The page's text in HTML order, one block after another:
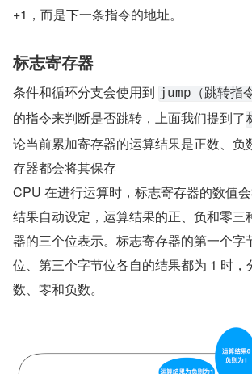
+1，而是下一条指令的地址。
标志寄存器
条件和循环分支会使用到 jump（跳转指令
的指令来判断是否跳转，上面我们提到了
论当前累加寄存器的运算结果是正数、负
存器都会将其保存
CPU 在进行运算时，标志寄存器的数值
结果自动设定，运算结果的正、负和零三
器的三个位表示。标志寄存器的第一个字
位、第三个字节位各自的结果都为 1 时，
数、零和负数。